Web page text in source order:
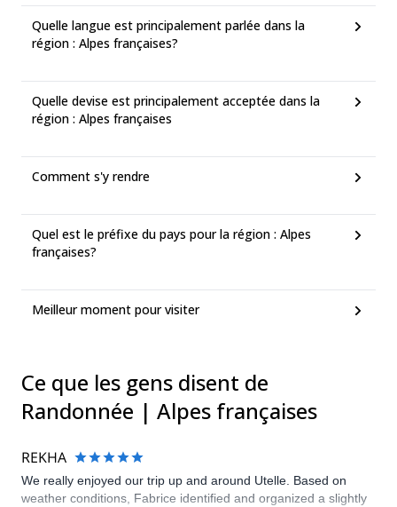
Quelle langue est principalement parlée dans la
région : Alpes françaises?
Quelle devise est principalement acceptée dans la
région : Alpes françaises
Comment s'y rendre
Quel est le préfixe du pays pour la région : Alpes
françaises?
Meilleur moment pour visiter
Ce que les gens disent de
Randonnée | Alpes françaises
REKHA
We really enjoyed our trip up and around Utelle. Based on
weather conditions, Fabrice identified and organized a slightly